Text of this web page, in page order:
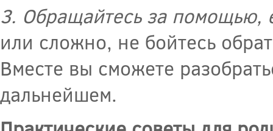
3. Обращайтесь за помощью,
или сложно, не бойтесь
Вместе вы сможете
дальнейшем.